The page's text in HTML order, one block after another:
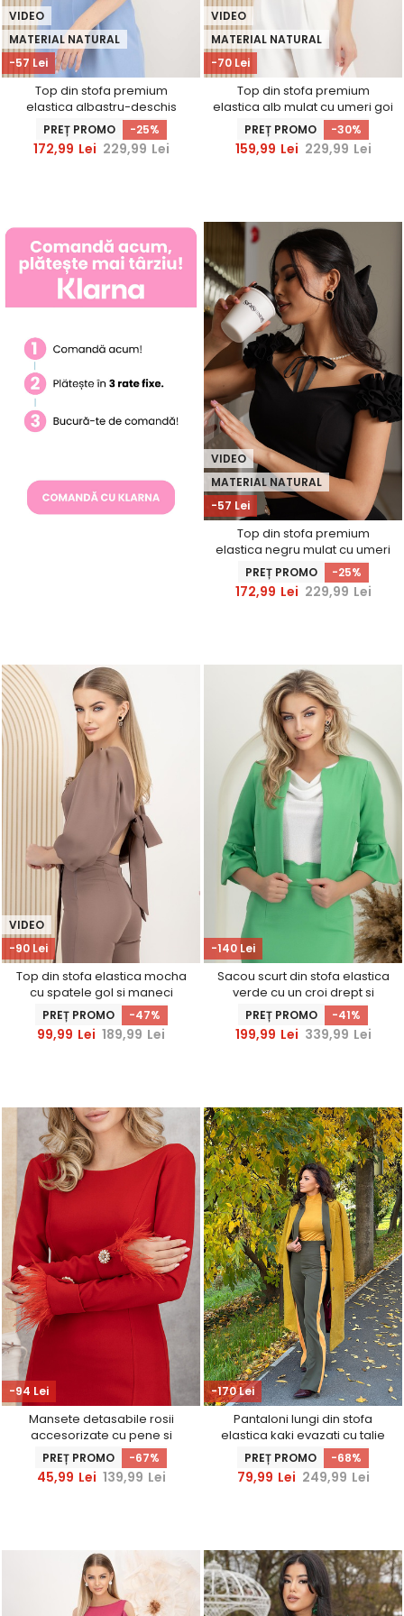
-57 Lei
VIDEO
MATERIAL NATURAL
Top din stofa premium
elastica albastru-deschis
mulat cu umeri goi si volanase
- StarShinerS
PREȚ PROMO -25%
172,99 Lei 229,99 Lei
-70 Lei
VIDEO
MATERIAL NATURAL
Top din stofa premium
elastica alb mulat cu umeri goi
si volanase - StarShinerS
PREȚ PROMO -30%
159,99 Lei 229,99 Lei
-57 Lei
VIDEO
MATERIAL NATURAL
Top din stofa premium
elastica negru mulat cu umeri
goi si volanase - StarShinerS
PREȚ PROMO -25%
172,99 Lei 229,99 Lei
-90 Lei
VIDEO
Top din stofa elastica mocha
cu spatele gol si maneci
bufante - StarShinerS
PREȚ PROMO -47%
99,99 Lei 189,99 Lei
-140 Lei
Sacou scurt din stofa elastica
verde cu un croi drept si
maneci clopot - StarShinerS
PREȚ PROMO -41%
199,99 Lei 339,99 Lei
-94 Lei
Mansete detasabile rosii
accesorizate cu pene si
nasturi decorativi -
StarShinerS
PREȚ PROMO -67%
45,99 Lei 139,99 Lei
-170 Lei
Pantaloni lungi din stofa
elastica kaki evazati cu talie
inalta - StarShinerS
PREȚ PROMO -68%
79,99 Lei 249,99 Lei